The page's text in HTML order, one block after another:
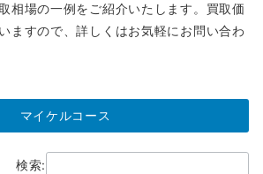
相場の一例をご紹介いたします。買取価
ますので、詳しくはお気軽にお問い合わ
マイケルコース
検索: